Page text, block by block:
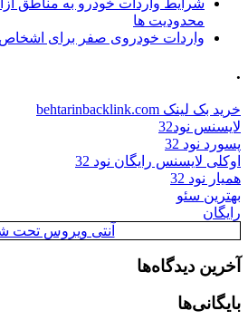
شرایط واردات خودرو به مناطق
محدودیت ها
واردات خودروی صفر برای
.
خرید بک لینک behtarinbacklink.com
لایسنس نود32
پسورد نود 32
اوکلی لایسنس رایگان نود 32
همیار نود 32
بهترین سئو
رایگان
آنتی ویروس تحت
آخرین دیدگاه‌ها
بایگانی‌ها